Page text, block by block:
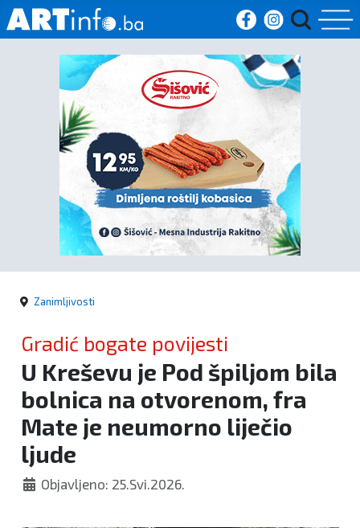
Početna
Vijesti
Sport
Kultura
Crna
kronika
Politika
Zanimljivosti
Zanimljivosti
Gradić bogate povijesti
U Kreševu je Pod špiljom bila
bolnica na otvorenom, fra
Mate je neumorno liječio
ljude
Objavljeno: 25.Svi.2026.